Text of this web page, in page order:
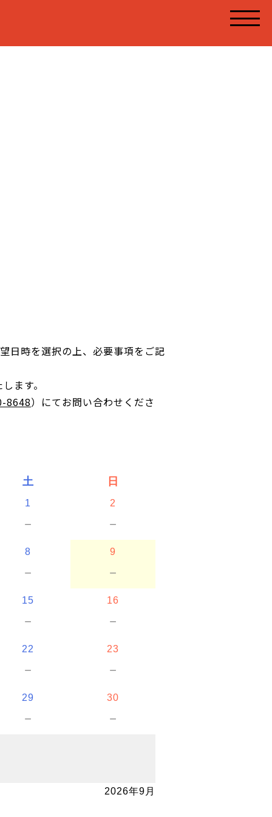
日時を選択の上、必要事項をご記
ます。
8648）にてお問い合わせくださ
土 日
1
－
2
－
8
－
9
－
15
－
16
－
22
－
23
－
29
－
30
－
2026年9月